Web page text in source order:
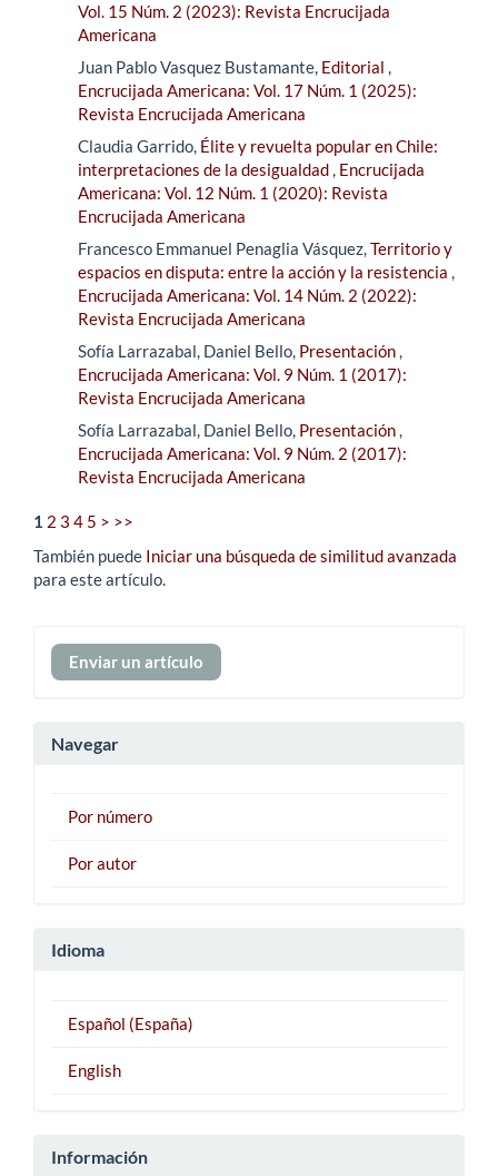
Vol. 15 Núm. 2 (2023): Revista Encrucijada
Americana
Juan Pablo Vasquez Bustamante, Editorial ,
Encrucijada Americana: Vol. 17 Núm. 1 (2025):
Revista Encrucijada Americana
Claudia Garrido, Élite y revuelta popular en Chile:
interpretaciones de la desigualdad, Encrucijada
Americana: Vol. 12 Núm. 1 (2020): Revista
Encrucijada Americana
Francesco Emmanuel Penaglia Vásquez,Territorio y
espacios en disputa: entre la acción y la resistencia ,
Encrucijada Americana: Vol. 14 Núm. 2 (2022):
Revista Encrucijada Americana
Sofía Larrazabal, Daniel Bello, Presentación,
Encrucijada Americana: Vol. 9 Núm. 1 (2017):
Revista Encrucijada Americana
Sofía Larrazabal, Daniel Bello, Presentación,
Encrucijada Americana: Vol. 9 Núm. 2 (2017):
Revista Encrucijada Americana
1 2 3 4 5 > >>
También puede Iniciar una búsqueda de similitud avanzada
para este artículo.
Enviar
un
Enviar un artículo
Navegar
Por número
Por autor
Idioma
Español (España)
English
Información